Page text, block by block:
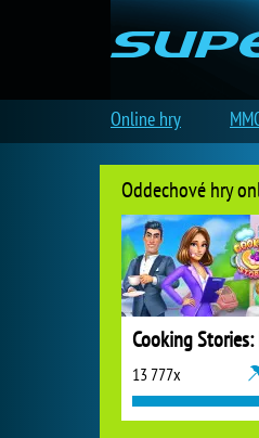
Oddechové hry
13 777x
Online hry